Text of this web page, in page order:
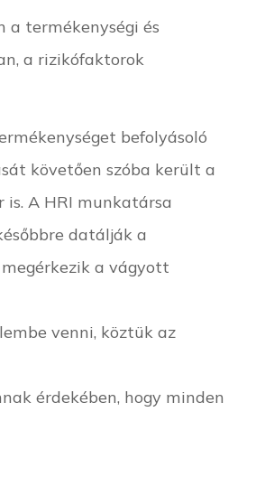
a termékenységi és
a rizikófaktorok
befolyásoló
követően szóba került a
is. A HRI munkatársa
datálják a
a vágyott
venni, köztük az
érdekében, hogy minden